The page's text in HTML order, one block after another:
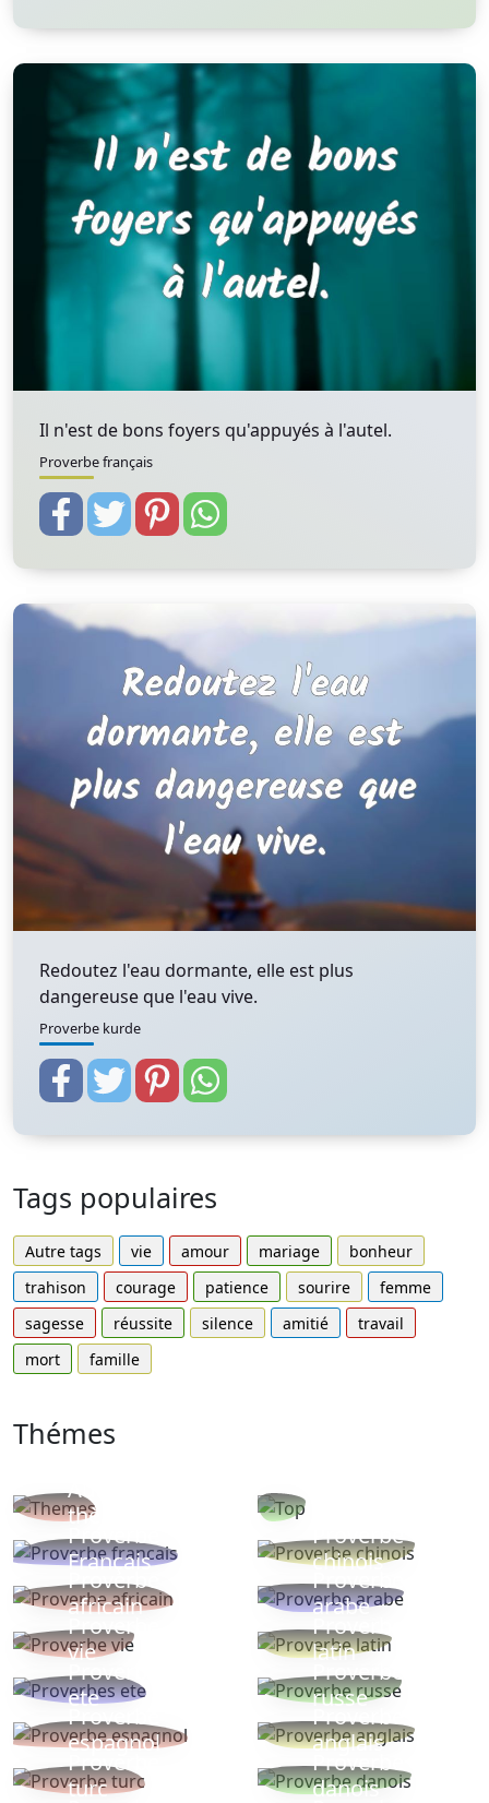
Il n'est de bons foyers qu'appuyés à l'autel.
Proverbe français
Redoutez l'eau dormante, elle est plus
dangereuse que l'eau vive.
Proverbe kurde
Tags populaires
Autre tags vie amour mariage
bonheur
trahison
courage patience sourire
femme
sagesse
réussite silence amitié
travail
mort
famille
Thémes
Autres
thèmes
Proverbe
Français
Proverbe
chinois
Proverbe
africain
Proverbe
arabe
Proverbe
vie
Proverbe
latin
Proverbes
ete
Proverbe
russe
Proverbe
espagnol
Proverbe
anglais
Proverbe
turc
Proverbe
danois